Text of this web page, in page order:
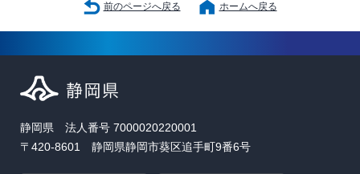
前のページへ戻る ホームへ戻る
静岡県 法人番号 7000020220001
〒420-8601 静岡県静岡市葵区追手町9番6号